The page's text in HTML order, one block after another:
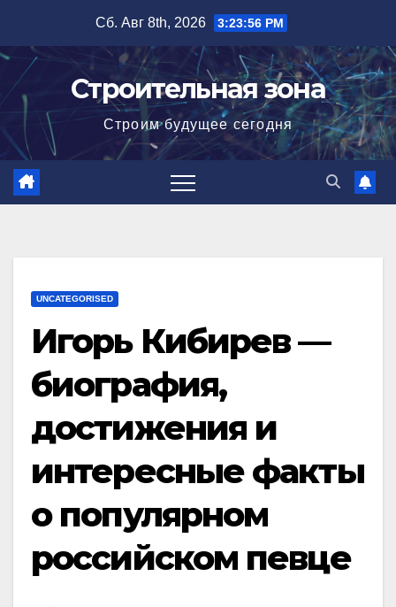
содержимому
Сб. Авг 8th, 2026 3:23:57 PM
Строительная зона
Строим будущее сегодня
UNCATEGORISED
Игорь Кибирев —
биография,
достижения и
интересные факты
о популярном
российском певце